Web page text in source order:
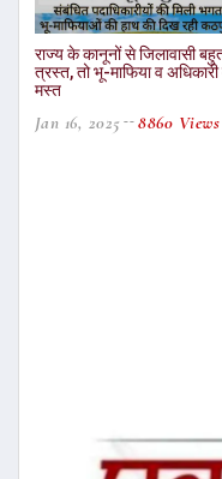
राज्य के कानूनों से जिलावासी
त्रस्त, तो भू-माफिया व
मस्त
Jan 16, 2025 8860 Views